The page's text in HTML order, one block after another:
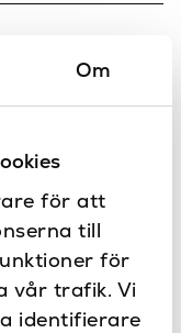
Om
för att
till
för
vår trafik. Vi
identifierare
matchar profilerna